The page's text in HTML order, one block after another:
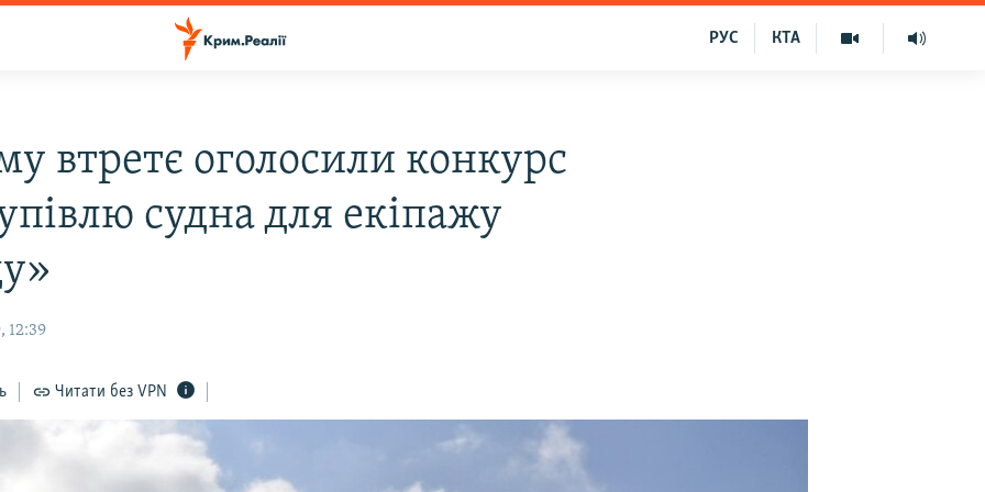
КТА
РУС
втретє оголосили конкурс
судна для екіпажу
12:39
Читати без VPN